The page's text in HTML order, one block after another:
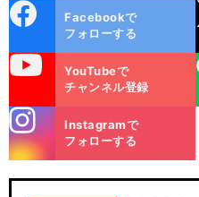
ok
Facebookで
フォローする
YouTubeで
チャンネル登録
LINE
m
Instagramで
フォローする